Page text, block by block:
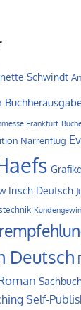
Schwindt
Frankfurt
Narrenflug
Irisch Deutsch
Deutsch
Self-